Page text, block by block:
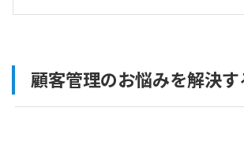
顧客管理のお悩みを解決